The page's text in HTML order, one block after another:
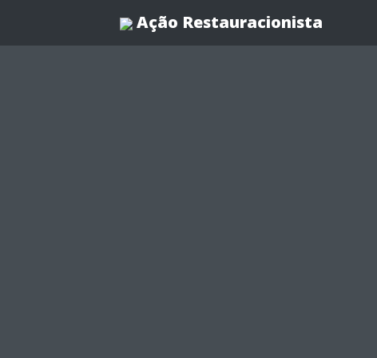
Ação Restauracionista